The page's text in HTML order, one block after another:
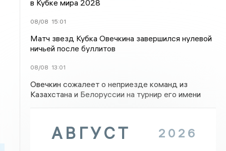
в Кубке мира 2028
08/08 15:01
Матч звезд Кубка Овечкина завершился нулевой
ничьей после буллитов
08/08 13:01
Овечкин сожалеет о неприезде команд из
Казахстана и Белоруссии на турнир его имени
АВГУСТ 2026